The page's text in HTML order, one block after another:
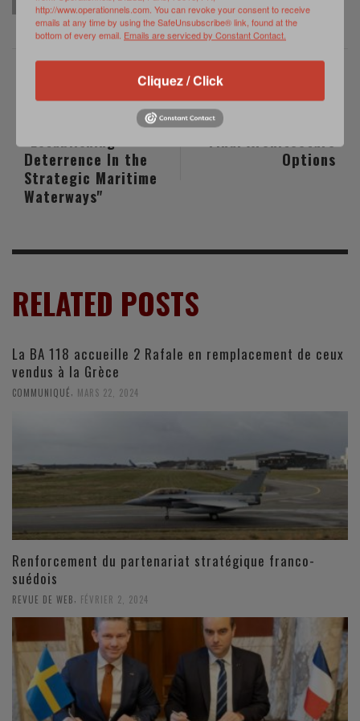
BORIS PISTORIUS MARGARITA ROBLES SCAF SEBASTIEN LECORNU
NEXT POST
Options
PREVIOUS POST
Deterrence In the
Strategic Maritime
Waterways"
RELATED POSTS
La BA 118 accueille 2 Rafale en remplacement de ceux
vendus à la Grèce
COMMUNIQUÉ MARS 22, 2024
Renforcement du partenariat stratégique franco-
suédois
REVUE DE WEB FÉVRIER 2, 2024
http://www.operationnels.com. You can revoke your consent to receive
emails at any time by using the SafeUnsubscribe® link, found at the
bottom of every email. Emails are serviced by Constant Contact.
Cliquez / Click